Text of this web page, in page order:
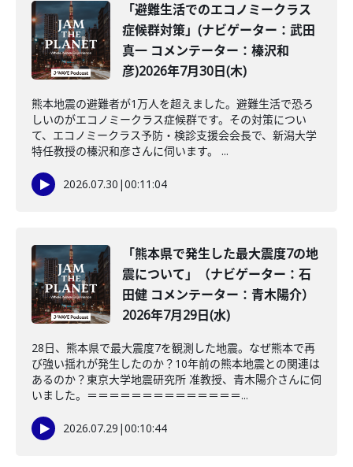
「避難生活でのエコノミークラス
症候群対策」(ナビゲーター：武田
真一 コメンテーター：榛沢和
彦)2026年7月30日(木)
熊本地震の避難者が1万人を超えました。避難生活で恐ろ
しいのがエコノミークラス症候群です。その対策につい
て、エコノミークラス予防・検診支援会会長で、新潟大学
特任教授の榛沢和彦さんに伺います。 ...
2026.07.30 |00:11:04
「熊本県で発生した最大震度7の地
震について」（ナビゲーター：石
田健 コメンテーター：青木陽介）
2026年7月29日(水)
28日、熊本県で最大震度7を観測した地震。なぜ熊本で再
び強い揺れが発生したのか？10年前の熊本地震との関連は
あるのか？東京大学地震研究所 准教授、青木陽介さんに伺
いました。＝＝＝＝＝＝＝＝＝＝＝＝＝＝...
2026.07.29 |00:10:44